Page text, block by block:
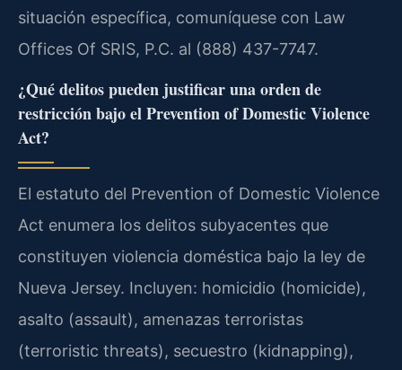
situación específica, comuníquese con Law
Offices Of SRIS, P.C. al (888) 437-7747.
¿Qué delitos pueden justificar una orden de
restricción bajo el Prevention of Domestic Violence
Act?
El estatuto del Prevention of Domestic Violence
Act enumera los delitos subyacentes que
constituyen violencia doméstica bajo la ley de
Nueva Jersey. Incluyen: homicidio (homicide),
asalto (assault), amenazas terroristas
(terroristic threats), secuestro (kidnapping),